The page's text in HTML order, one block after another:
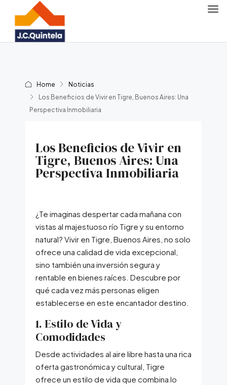
Home
Noticias
Los Beneficios de Vivir en Tigre, Buenos Aires: Una
Perspectiva Inmobiliaria
Los Beneficios de Vivir en
Tigre, Buenos Aires: Una
Perspectiva Inmobiliaria
¿Te imaginas despertar cada mañana con
vistas al majestuoso río Tigre y su entorno
natural? Vivir en Tigre, Buenos Aires, no solo
ofrece una calidad de vida excepcional,
sino también una inversión segura y
rentable en bienes raíces. Descubre por
qué cada vez más personas eligen
establecerse en este encantador destino.
1. Estilo de Vida y
Comodidades
Desde actividades al aire libre hasta una rica
oferta gastronómica y cultural, Tigre
ofrece un estilo de vida que combina lo